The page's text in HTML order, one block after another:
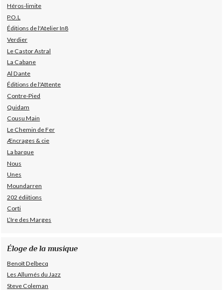
Héros-limite
P.O.L
Éditions de l'Atelier In8
Verdier
Le Castor Astral
La Cabane
Al Dante
Éditions de l'Attente
Contre-Pied
Quidam
Cousu Main
Le Chemin de Fer
Æncrages & cie
La barque
Nous
Unes
Moundarren
202 édiitions
Corti
L’Ire des Marges
Éloge de la musique
Benoît Delbecq
Les Allumés du Jazz
Steve Coleman